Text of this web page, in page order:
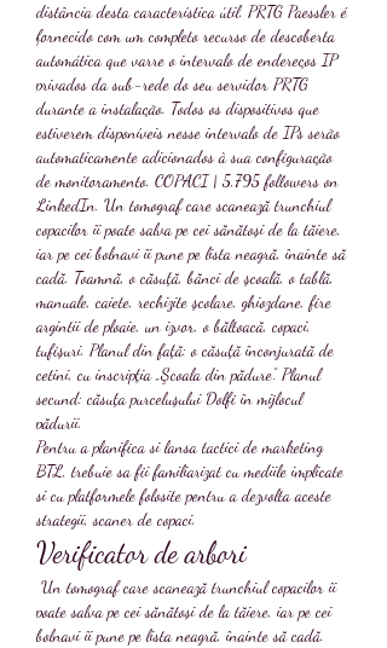
distância desta característica útil. PRTG Paessler é
fornecido com um completo recurso de descoberta
automática que varre o intervalo de endereços IP
privados da sub-rede do seu servidor PRTG
durante a instalação. Todos os dispositivos que
estiverem disponíveis nesse intervalo de IPs serão
automaticamente adicionados à sua configuração
de monitoramento. COPACI | 5,795 followers on
LinkedIn. Un tomograf care scanează trunchiul
copacilor îi poate salva pe cei sănătoși de la tăiere,
iar pe cei bolnavi îi pune pe lista neagră, înainte să
cadă. Toamnă, o căsuţă, bănci de şcoală, o tablă,
manuale, caiete, rechizite şcolare, ghiozdane, fire
argintii de ploaie, un izvor, o băltoacă, copaci,
tufişuri. Planul din faţă: o căsuţă înconjurată de
cetini, cu inscripţia „Şcoala din pădure”. Planul
secund: căsuţa purceluşului Dolfi în mijlocul
pădurii.
Pentru a planifica si lansa tactici de marketing
BTL, trebuie sa fii familiarizat cu mediile implicate
si cu platformele folosite pentru a dezvolta aceste
strategii, scaner de copaci.
Verificator de arbori
poate salva pe cei sănătoși de la tăiere, iar pe cei
bolnavi îi pune pe lista neagră, înainte să cadă.